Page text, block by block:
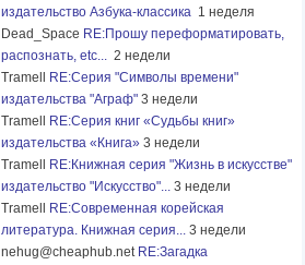
издательство Азбука-классика 1 неделя
Dead_Space RE:Прошу переформатировать,
распознать, etc... 2 недели
Tramell
RE:Серия "Символы времени"
издательства "Аграф" 3 недели
Tramell
RE:Серия книг «Судьбы книг»
издательства «Книга» 3 недели
Tramell
RE:Книжная серия "Жизнь в искусстве"
издательство "Искусство"... 3 недели
Tramell
RE:Современная корейская
литература. Книжная серия... 3 недели
nehug@cheaphub.net RE:Загадка